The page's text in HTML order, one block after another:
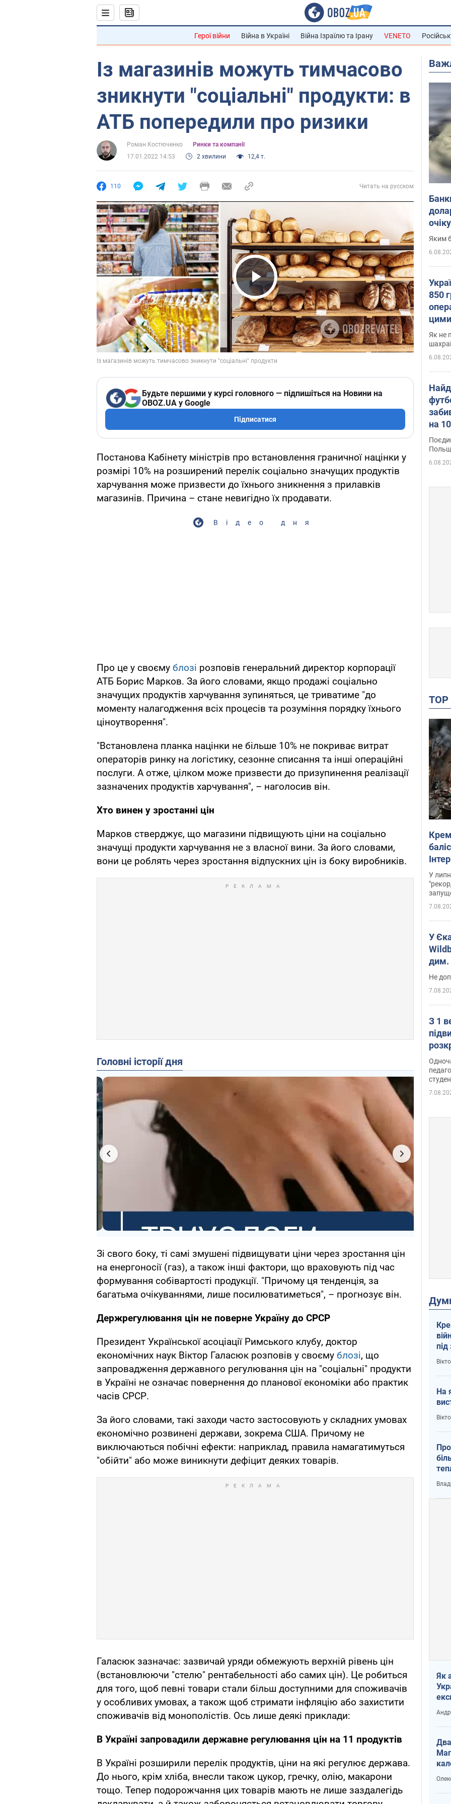
Герої війни Війна в Україні Війна Ізраїлю та Ірану VENETO
Із магазинів можуть тимчасово
зникнути "соціальні" продукти: в
АТБ попередили про ризики
Роман Костюченко
Ринки та компанії
17.01.2022 14:53
2 хвилини 12,4 т.
110 Читать на русском
Play Video
Будьте першими у курсі головного — підпишіться на Новини на
OBOZ.UA у Google
Підписатися
Постанова Кабінету міністрів про встановлення граничної націнки у
розмірі 10% на розширений перелік соціально значущих продуктів
харчування може призвести до їхнього зникнення з прилавків
магазинів. Причина – стане невигідно їх продавати.
Відео дня
Про це у своєму блозі розповів генеральний директор корпорації
АТБ Борис Марков. За його словами, якщо продажі соціально
значущих продуктів харчування зупиняться, це триватиме "до
моменту налагодження всіх процесів та розуміння порядку їхнього
ціноутворення".
"Встановлена планка націнки не більше 10% не покриває витрат
операторів ринку на логістику, сезонне списання та інші операційні
послуги. А отже, цілком може призвести до призупинення реалізації
зазначених продуктів харчування", – наголосив він.
Хто винен у зростанні цін
Марков стверджує, що магазини підвищують ціни на соціально
значущі продукти харчування не з власної вини. За його словами,
вони це роблять через зростання відпускних цін із боку виробників.
Головні історії дня
Зі свого боку, ті самі змушені підвищувати ціни через зростання цін
на енергоносії (газ), а також інші фактори, що враховують під час
формування собівартості продукції. "Причому ця тенденція, за
багатьма очікуваннями, лише посилюватиметься", – прогнозує він.
Держрегулювання цін не поверне Україну до СРСР
Президент Української асоціації Римського клубу, доктор
економічних наук Віктор Галасюк розповів у своєму блозі, що
запровадження державного регулювання цін на "соціальні" продукти
в Україні не означає повернення до планової економіки або практик
часів СРСР.
За його словами, такі заходи часто застосовують у складних умовах
економічно розвинені держави, зокрема США. Причому не
виключаються побічні ефекти: наприклад, правила намагатимуться
"обійти" або може виникнути дефіцит деяких товарів.
Галасюк зазначає: зазвичай уряди обмежують верхній рівень цін
(встановлюючи "стелю" рентабельності або самих цін). Це робиться
для того, щоб певні товари стали більш доступними для споживачів
у особливих умовах, а також щоб стримати інфляцію або захистити
споживачів від монополістів. Ось лише деякі приклади:
В Україні запровадили державне регулювання цін на 11 продуктів
В Україні розширили перелік продуктів, ціни на які регулює держава.
До нього, крім хліба, внесли також цукор, гречку, олію, макарони
тощо. Тепер подорожчання цих товарів мають не лише заздалегідь
Яким
850
Як не
на
Відео
У
У
дим.
Не
З 1
На
у
Як